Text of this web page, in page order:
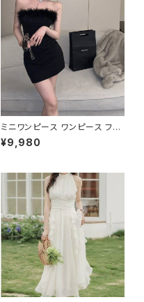
ミニワンピース ワンピース フェ
ザーデザイン タイトワンピース
チューブトップ レディース 春夏
ワンピドレス OL エレガント フ
ォーマル ブラック ボルドー ホワ
イト 大きいサイズ きれいめ ドレ
スワンピース お呼ばれ 韓国 フ
ァッション オフィスカジュアル 韓
国風 キャバドレス ナイトドレス
ナイトワンピ カジュアル 10代 2
0代 30代 40代 C-OSS0127
¥9,980